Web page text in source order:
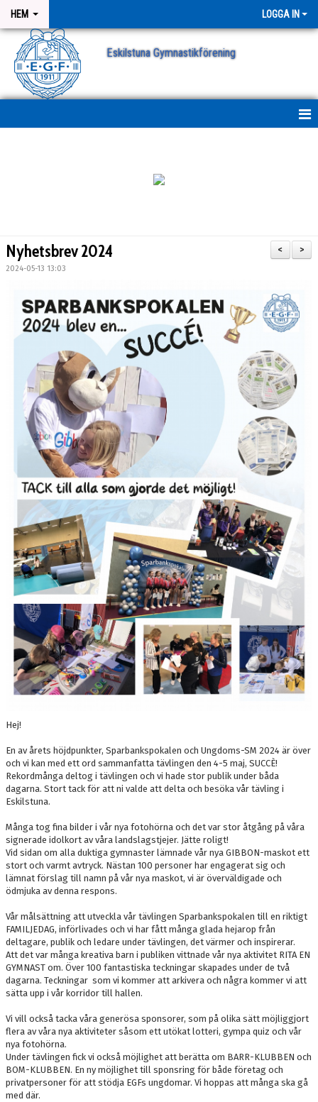
HEM LOGGA IN
Eskilstuna Gymnastikförening
>
<
Nyhetsbrev 2024
2024-05-13 13:03
Hej!
En av årets höjdpunkter, Sparbankspokalen och Ungdoms-SM 2024 är över
och vi kan med ett ord sammanfatta tävlingen den 4-5 maj, SUCCÈ!
Rekordmånga deltog i tävlingen och vi hade stor publik under båda
dagarna. Stort tack för att ni valde att delta och besöka vår tävling i
Eskilstuna.
Många tog fina bilder i vår nya fotohörna och det var stor åtgång på våra
signerade idolkort av våra landslagstjejer. Jätte roligt!
Vid sidan om alla duktiga gymnaster lämnade vår nya GIBBON-maskot ett
stort och varmt avtryck. Nästan 100 personer har engagerat sig och
lämnat förslag till namn på vår nya maskot, vi är överväldigade och
ödmjuka av denna respons.
Vår målsättning att utveckla vår tävlingen Sparbankspokalen till en riktigt
FAMILJEDAG, införlivades och vi har fått många glada hejarop från
deltagare, publik och ledare under tävlingen, det värmer och inspirerar.
Att det var många kreativa barn i publiken vittnade vår nya aktivitet RITA EN
GYMNAST om. Över 100 fantastiska teckningar skapades under de två
dagarna. Teckningar som vi kommer att arkivera och några kommer vi att
sätta upp i vår korridor till hallen.
Vi vill också tacka våra generösa sponsorer, som på olika sätt möjliggjort
flera av våra nya aktiviteter såsom ett utökat lotteri, gympa quiz och vår
nya fotohörna.
Under tävlingen fick vi också möjlighet att berätta om BARR-KLUBBEN och
BOM-KLUBBEN. En ny möjlighet till sponsring för både företag och
privatpersoner för att stödja EGFs ungdomar. Vi hoppas att många ska gå
med där.